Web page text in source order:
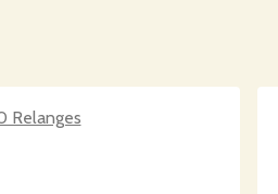
Relanges